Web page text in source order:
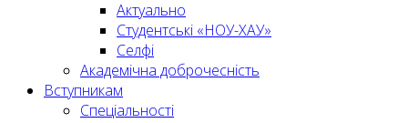
Актуально
Студентські «НОУ-ХАУ»
Селфі
Академічна доброчесність
Вступникам
Спеціальності